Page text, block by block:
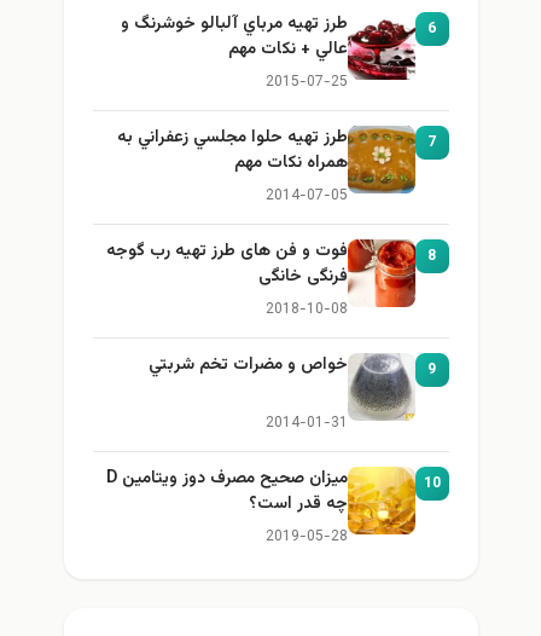
6
طرز تهيه مرباي آلبالو خوشرنگ و
عالي + نكات مهم
2015-07-25
7
طرز تهيه حلوا مجلسي زعفراني به
همراه نكات مهم
2014-07-05
8
فوت و فن های طرز تهیه رب گوجه
فرنگی خانگی
2018-10-08
9 خواص و مضرات تخم شربتي
2014-01-31
10
میزان صحیح مصرف دوز ویتامین D
چه قدر است؟
2019-05-28